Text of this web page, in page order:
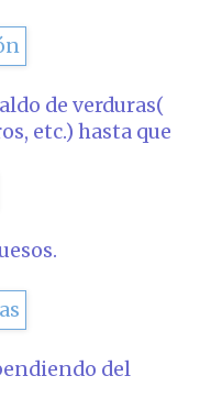
de verduras(
etc.) hasta que
del